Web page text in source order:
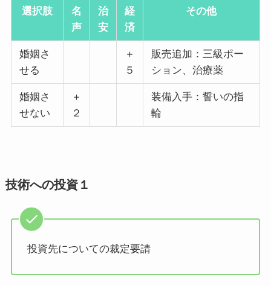
選択肢
名
声
治
安
経
済
その他
婚姻さ
せる
＋
５
販売追加：三級ポー
ション、治療薬
婚姻さ
せない
＋
２
装備入手：誓いの指
輪
技術への投資１
投資先についての裁定要請